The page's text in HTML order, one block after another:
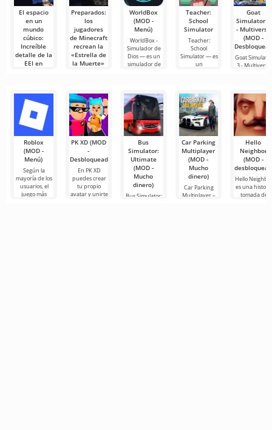
El espacio
en un
mundo
cúbico:
Increíble
detalle de la
EEI en
Minecraft hace
tiempo
Preparados:
los
jugadores
de Minecraft
recrean la
«Estrella de
la Muerte»
de Minecraft,
donde el único
WorldBox
(MOD -
Menú)
WorldBox -
Simulador de
Dios — es un
simulador de
Teacher:
School
Simulator
Teacher:
School
Simulator — es
un
Goat
Simulator 3
- Multiverse
(MOD -
Goat
3 - Multiverse
Roblox
(MOD -
Menú)
Según la
mayoría de los
usuarios, el
juego más
PK XD (MOD
-
Desbloqueado)
En PK XD
puedes crear
tu propio
avatar y unirte
Bus
Simulator:
Ultimate
(MOD -
Mucho
dinero)
Bus Simulator:
Car Parking
Multiplayer
(MOD -
Mucho
dinero)
Car Parking
Multiplayer –
Hello
Neighbor
(MOD -
Hello
es una historia
tomada de